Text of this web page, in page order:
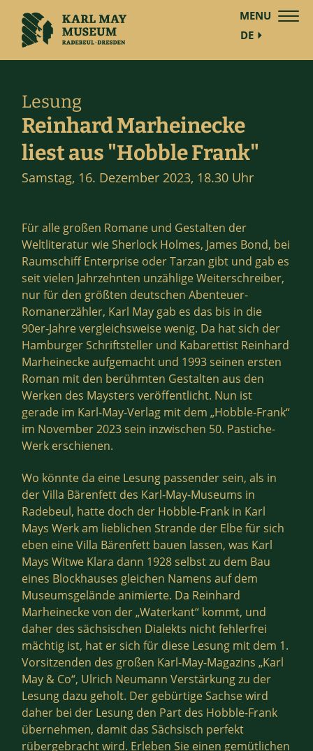
DE
MENU
Lesung
Reinhard Marheinecke
liest aus "Hobble Frank"
Samstag, 16. Dezember 2023, 18.30 Uhr
Für alle großen Romane und Gestalten der
Weltliteratur wie Sherlock Holmes, James Bond, bei
Raumschiff Enterprise oder Tarzan gibt und gab es
seit vielen Jahrzehnten unzählige Weiterschreiber,
nur für den größten deutschen Abenteuer-
Romanerzähler, Karl May gab es das bis in die
90er-Jahre vergleichsweise wenig. Da hat sich der
Hamburger Schriftsteller und Kabarettist Reinhard
Marheinecke aufgemacht und 1993 seinen ersten
Roman mit den berühmten Gestalten aus den
Werken des Maysters veröffentlicht. Nun ist
gerade im Karl-May-Verlag mit dem „Hobble-Frank“
im November 2023 sein inzwischen 50. Pastiche-
Werk erschienen.
Wo könnte da eine Lesung passender sein, als in
der Villa Bärenfett des Karl-May-Museums in
Radebeul, hatte doch der Hobble-Frank in Karl
Mays Werk am lieblichen Strande der Elbe für sich
eben eine Villa Bärenfett bauen lassen, was Karl
Mays Witwe Klara dann 1928 selbst zu dem Bau
eines Blockhauses gleichen Namens auf dem
Museumsgelände animierte. Da Reinhard
Marheinecke von der „Waterkant“ kommt, und
daher des sächsischen Dialekts nicht fehlerfrei
mächtig ist, hat er sich für diese Lesung mit dem 1.
Vorsitzenden des großen Karl-May-Magazins „Karl
May & Co“, Ulrich Neumann Verstärkung zu der
Lesung dazu geholt. Der gebürtige Sachse wird
daher bei der Lesung den Part des Hobble-Frank
übernehmen, damit das Sächsisch perfekt
rübergebracht wird. Erleben Sie einen gemütlichen